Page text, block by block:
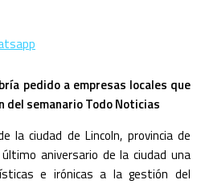
pedido a empresas locales que
del semanario Todo Noticias
la ciudad de Lincoln, provincia de
aniversario de la ciudad una
e irónicas a la gestión del